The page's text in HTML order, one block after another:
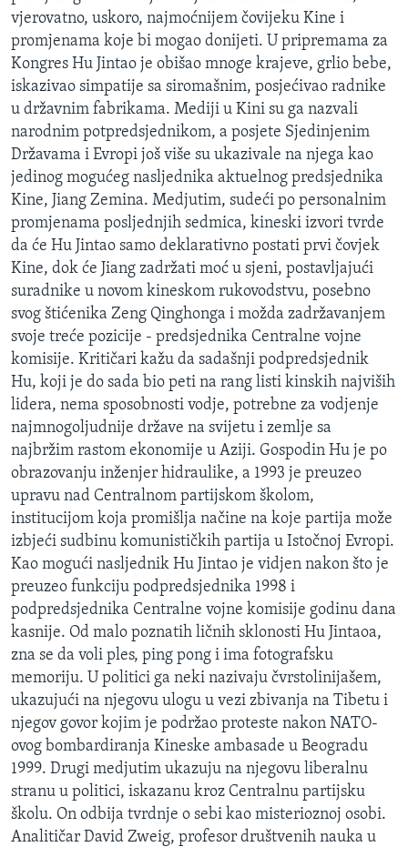
Learning English
PRATITE NAS
Jezici
vjerovatno, uskoro, najmoćnijem čovijeku Kine i
promjenama koje bi mogao donijeti. U pripremama za
Kongres Hu Jintao je obišao mnoge krajeve, grlio bebe,
iskazivao simpatije sa siromašnim, posjećivao radnike
u državnim fabrikama. Mediji u Kini su ga nazvali
narodnim potpredsjednikom, a posjete Sjedinjenim
Državama i Evropi još više su ukazivale na njega kao
jedinog mogućeg nasljednika aktuelnog predsjednika
Kine, Jiang Zemina. Medjutim, sudeći po personalnim
promjenama posljednjih sedmica, kineski izvori tvrde
da će Hu Jintao samo deklarativno postati prvi čovjek
Kine, dok će Jiang zadržati moć u sjeni, postavljajući
suradnike u novom kineskom rukovodstvu, posebno
svog štićenika Zeng Qinghonga i možda zadržavanjem
svoje treće pozicije - predsjednika Centralne vojne
komisije. Kritičari kažu da sadašnji podpredsjednik
Hu, koji je do sada bio peti na rang listi kinskih najviših
lidera, nema sposobnosti vodje, potrebne za vodjenje
najmnogoljudnije države na svijetu i zemlje sa
najbržim rastom ekonomije u Aziji. Gospodin Hu je po
obrazovanju inženjer hidraulike, a 1993 je preuzeo
upravu nad Centralnom partijskom školom,
institucijom koja promišlja načine na koje partija može
izbjeći sudbinu komunističkih partija u Istočnoj Evropi.
Kao mogući nasljednik Hu Jintao je vidjen nakon što je
preuzeo funkciju podpredsjednika 1998 i
podpredsjednika Centralne vojne komisije godinu dana
kasnije. Od malo poznatih ličnih sklonosti Hu Jintaoa,
zna se da voli ples, ping pong i ima fotografsku
memoriju. U politici ga neki nazivaju čvrstolinijašem,
ukazujući na njegovu ulogu u vezi zbivanja na Tibetu i
njegov govor kojim je podržao proteste nakon NATO-
ovog bombardiranja Kineske ambasade u Beogradu
1999. Drugi medjutim ukazuju na njegovu liberalnu
stranu u politici, iskazanu kroz Centralnu partijsku
školu. On odbija tvrdnje o sebi kao misterioznoj osobi.
Analitičar David Zweig, profesor društvenih nauka u